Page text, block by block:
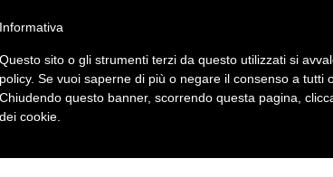
Informativa
Questo sito o gli strumenti terzi da questo utilizzati si
policy. Se vuoi saperne di più o negare il consenso a tutti
Chiudendo questo banner, scorrendo questa pagina,
dei cookie.